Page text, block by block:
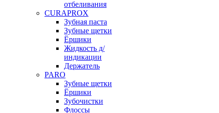
отбеливания
CURAPROX
Зубная паста
Зубные щетки
Ёршики
Жидкость д/
индикации
Держатель
PARO
Зубные щетки
Ёршики
Зубочистки
Флоссы